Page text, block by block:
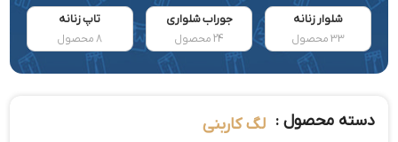
شلوار زنانه
33 محصول
جوراب شلواری
24 محصول
تاپ زنانه
8 محصول
دسته محصول : لگ کاربنی